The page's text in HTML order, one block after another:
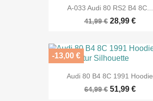
A-033 Audi 80 RS2 B4 8C...
41,99 € 28,99 €
Audi 80 B4 8C 1991 Hoodie
64,99 € 51,99 €
-13,00 €